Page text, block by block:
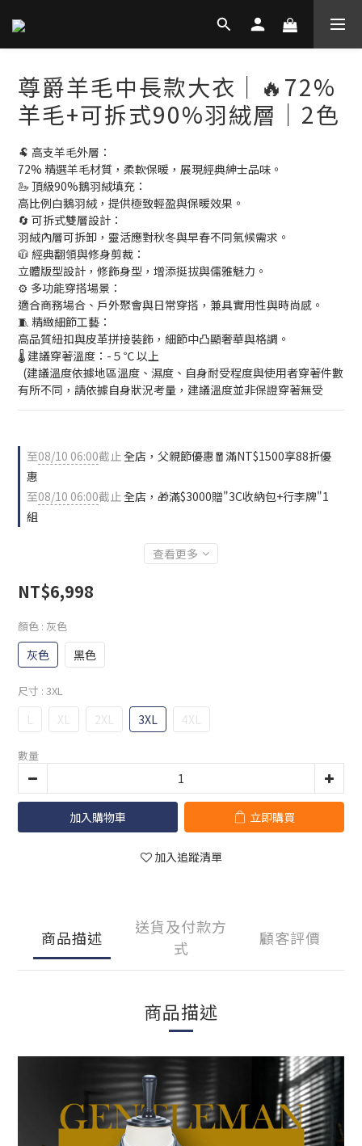
尊爵羊毛中長款大衣│🔥72%
羊毛+可拆式90%羽絨層│2色
🐏 高支羊毛外層：
72% 精選羊毛材質，柔軟保暖，展現經典紳士品味。
🦢 頂級90%鵝羽絨填充：
高比例白鵝羽絨，提供極致輕盈與保暖效果。
🔄 可拆式雙層設計：
羽絨內層可拆卸，靈活應對秋冬與早春不同氣候需求。
🧥 經典翻領與修身剪裁：
立體版型設計，修飾身型，增添挺拔與儒雅魅力。
⚙️ 多功能穿搭場景：
適合商務場合、戶外聚會與日常穿搭，兼具實用性與時尚感。
🧵 精緻細節工藝：
高品質紐扣與皮革拼接裝飾，細節中凸顯奢華與格調。
🌡️ 建議穿著溫度：-５℃ 以上
有所不同，請依據自身狀況考量，建議溫度並非保證穿著無受
至08/10 06:00截止全店，父親節優惠🧧滿NT$1500享88折優
惠
至08/10 06:00截止全店，🎁滿$3000贈"3C收納包+行李牌"1
組
查看更多
NT$6,998
顏色 : 灰色
灰色 黑色
尺寸 : 3XL
L XL 2XL 3XL 4XL
數量
加入購物車 立即購買
加入追蹤清單
商品描述
送貨及付款方
式
顧客評價
商品描述